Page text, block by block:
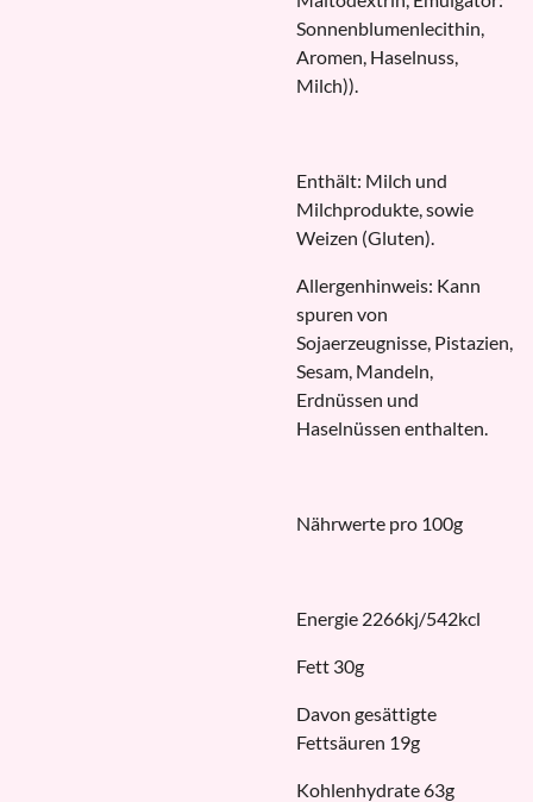
Sonnenblumenlecithin,
Aromen, Haselnuss,
Milch)).
Enthält: Milch und
Milchprodukte, sowie
Weizen (Gluten).
Allergenhinweis: Kann
spuren von
Sojaerzeugnisse, Pistazien,
Sesam, Mandeln,
Erdnüssen und
Haselnüssen enthalten.
Nährwerte pro 100g
Energie 2266kj/542kcl
Fett 30g
Davon gesättigte
Fettsäuren 19g
Kohlenhydrate 63g